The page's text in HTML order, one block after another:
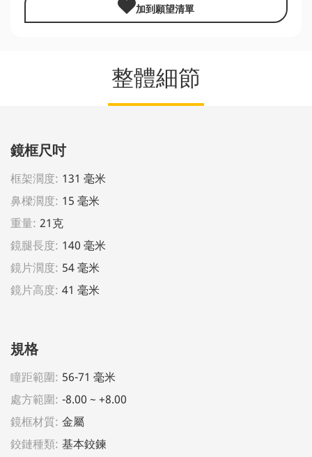
加到願望清單
整體細節
鏡框尺吋
框架濶度: 131 毫米
鼻樑濶度: 15 毫米
重量: 21克
鏡腿長度: 140 毫米
鏡片濶度: 54 毫米
鏡片高度: 41 毫米
規格
瞳距範圍: 56-71 毫米
處方範圍: -8.00 ~ +8.00
鏡框材質: 金屬
鉸鏈種類: 基本鉸鍊